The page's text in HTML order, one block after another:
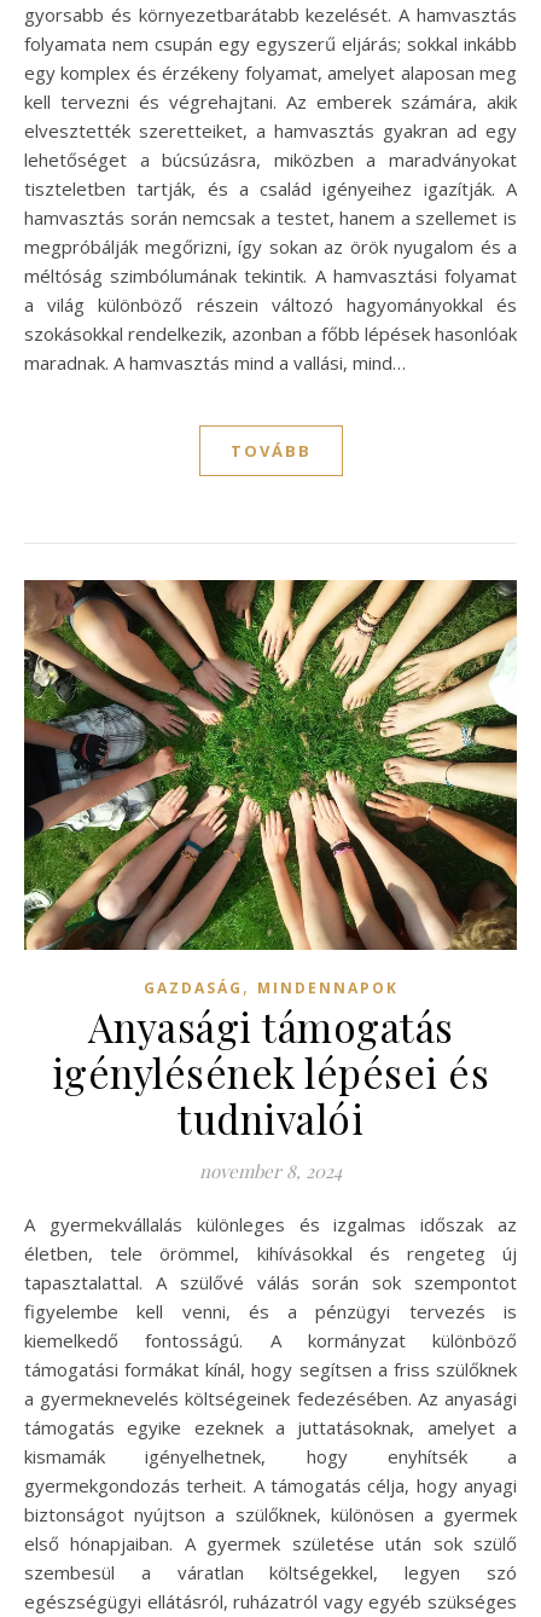
gyorsabb és környezetbarátabb kezelését. A hamvasztás
folyamata nem csupán egy egyszerű eljárás; sokkal inkább
egy komplex és érzékeny folyamat, amelyet alaposan meg
kell tervezni és végrehajtani. Az emberek számára, akik
elvesztették szeretteiket, a hamvasztás gyakran ad egy
lehetőséget a búcsúzásra, miközben a maradványokat
tiszteletben tartják, és a család igényeihez igazítják. A
hamvasztás során nemcsak a testet, hanem a szellemet is
megpróbálják megőrizni, így sokan az örök nyugalom és a
méltóság szimbólumának tekintik. A hamvasztási folyamat
a világ különböző részein változó hagyományokkal és
szokásokkal rendelkezik, azonban a főbb lépések hasonlóak
maradnak. A hamvasztás mind a vallási, mind…
TOVÁBB
GAZDASÁG , MINDENNAPOK
Anyasági támogatás
igénylésének lépései és
tudnivalói
november 8, 2024
A gyermekvállalás különleges és izgalmas időszak az
életben, tele örömmel, kihívásokkal és rengeteg új
tapasztalattal. A szülővé válás során sok szempontot
figyelembe kell venni, és a pénzügyi tervezés is
kiemelkedő fontosságú. A kormányzat különböző
támogatási formákat kínál, hogy segítsen a friss szülőknek
a gyermeknevelés költségeinek fedezésében. Az anyasági
támogatás egyike ezeknek a juttatásoknak, amelyet a
kismamák igényelhetnek, hogy enyhítsék a
gyermekgondozás terheit. A támogatás célja, hogy anyagi
biztonságot nyújtson a szülőknek, különösen a gyermek
első hónapjaiban. A gyermek születése után sok szülő
szembesül a váratlan költségekkel, legyen szó
egészségügyi ellátásról, ruházatról vagy egyéb szükséges